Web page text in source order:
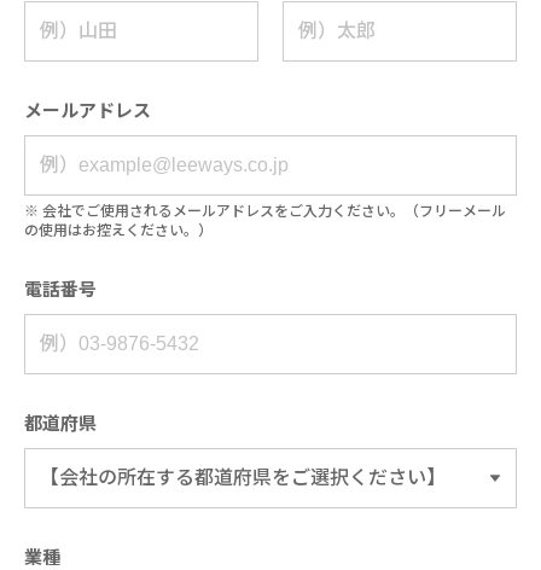
メールアドレス
※ 会社でご使用されるメールアドレスをご入力ください。​（フリーメール
の使用はお控えください。）
電話番号
都道府県
業種